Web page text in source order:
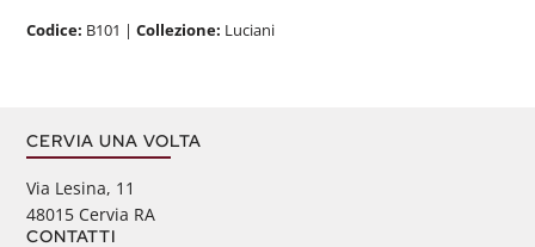
Codice: B101 |Collezione: Luciani
CERVIA UNA VOLTA
Via Lesina, 11
48015 Cervia RA
CONTATTI